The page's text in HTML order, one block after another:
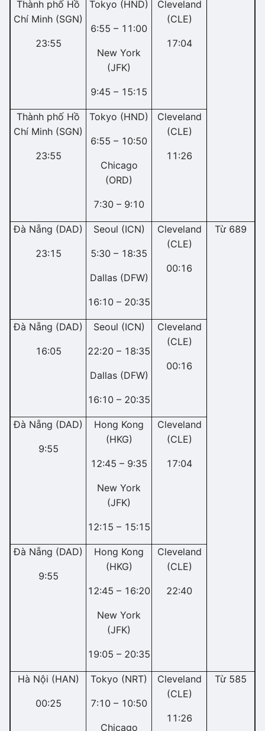
Thành phố Hồ
Chí Minh (SGN)
23:55
Tokyo (HND)
6:55 – 11:00
New York
(JFK)
9:45 – 15:15
Cleveland
(CLE)
17:04
Thành phố Hồ
Chí Minh (SGN)
23:55
Tokyo (HND)
6:55 – 10:50
Chicago
(ORD)
7:30 – 9:10
Cleveland
(CLE)
11:26
Đà Nẵng (DAD)
23:15
Seoul (ICN)
5:30 – 18:35
Dallas (DFW)
16:10 – 20:35
Cleveland
(CLE)
00:16
Từ 689
Đà Nẵng (DAD)
16:05
Seoul (ICN)
22:20 – 18:35
Dallas (DFW)
16:10 – 20:35
Cleveland
(CLE)
00:16
Đà Nẵng (DAD)
9:55
Hong Kong
(HKG)
12:45 – 9:35
New York
(JFK)
12:15 – 15:15
Cleveland
(CLE)
17:04
Đà Nẵng (DAD)
9:55
Hong Kong
(HKG)
12:45 – 16:20
New York
(JFK)
19:05 – 20:35
Cleveland
(CLE)
22:40
Hà Nội (HAN)
00:25
Tokyo (NRT)
7:10 – 10:50
Chicago
Cleveland
(CLE)
11:26
Từ 585